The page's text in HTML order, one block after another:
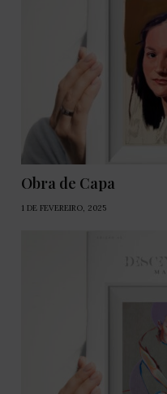
Obra de Capa
1 DE FEVEREIRO, 2025